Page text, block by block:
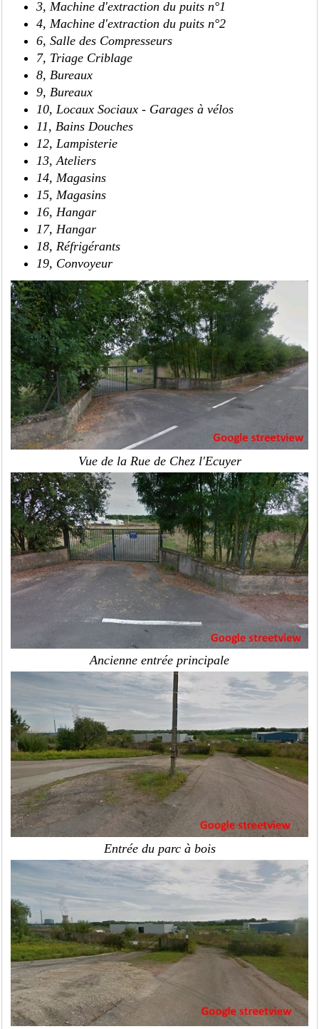
3, Machine d'extraction du puits n°1
4,Machine d'extraction du puits n°2
6, Salle des Compresseurs
7, Triage Criblage
8, Bureaux
9, Bureaux
10, Locaux Sociaux - Garages à vélos
11, Bains Douches
12, Lampisterie
13, Ateliers
14, Magasins
15, Magasins
16, Hangar
17, Hangar
18, Réfrigérants
19, Convoyeur
Vue de la Rue de Chez l'Ecuyer
Ancienne entrée principale
Entrée du parc à bois